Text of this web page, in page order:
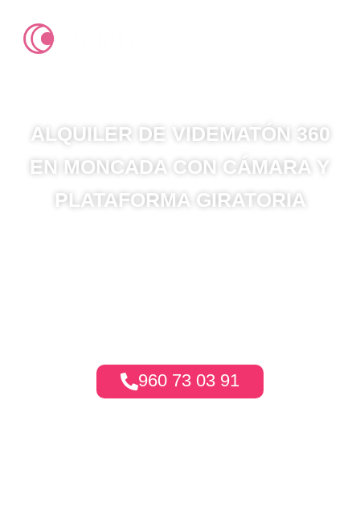
ALQUILER DE VIDEMATÓN 360
EN MONCADA CON CÁMARA Y
PLATAFORMA GIRATORIA
960 73 03 91